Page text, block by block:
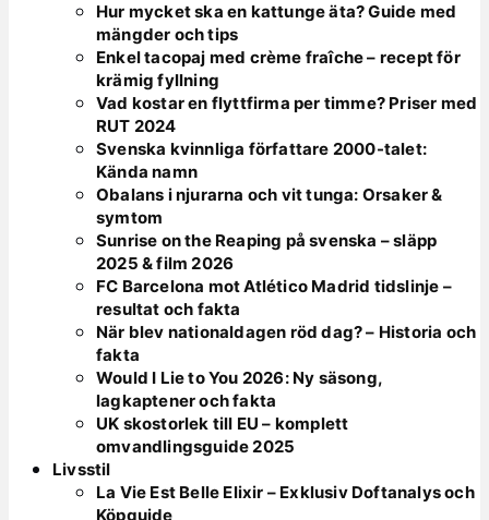
Hur mycket ska en kattunge äta? Guide med
mängder och tips
Enkel tacopaj med crème fraîche – recept för
krämig fyllning
Vad kostar en flyttfirma per timme? Priser med
RUT 2024
Svenska kvinnliga författare 2000-talet:
Kända namn
Obalans i njurarna och vit tunga: Orsaker &
symtom
Sunrise on the Reaping på svenska – släpp
2025 & film 2026
FC Barcelona mot Atlético Madrid tidslinje –
resultat och fakta
När blev nationaldagen röd dag? – Historia och
fakta
Would I Lie to You 2026: Ny säsong,
lagkaptener och fakta
UK skostorlek till EU – komplett
omvandlingsguide 2025
Livsstil
La Vie Est Belle Elixir – Exklusiv Doftanalys och
Köpguide